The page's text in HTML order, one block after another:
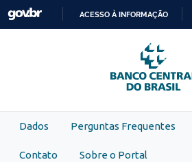
Skip to main content
PARA
O
ACESSO À INFORMAÇÃO
Dados Perguntas Frequentes
Contato Sobre o Portal